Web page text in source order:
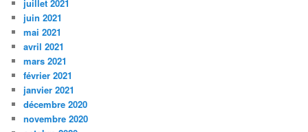
juillet 2021
juin 2021
mai 2021
avril 2021
mars 2021
février 2021
janvier 2021
décembre 2020
novembre 2020